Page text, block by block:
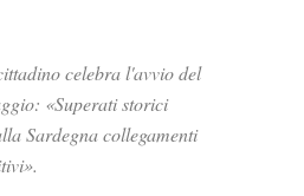
celebra l'avvio del
«Superati storici
Sardegna collegamenti